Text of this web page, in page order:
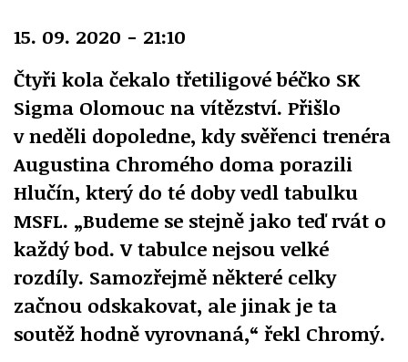
15. 09. 2020 - 21:10
Čtyři kola čekalo třetiligové béčko SK
Sigma Olomouc na vítězství. Přišlo
v neděli dopoledne, kdy svěřenci trenéra
Augustina Chromého doma porazili
Hlučín, který do té doby vedl tabulku
MSFL. „Budeme se stejně jako teď rvát o
každý bod. V tabulce nejsou velké
rozdíly. Samozřejmě některé celky
začnou odskakovat, ale jinak je ta
soutěž hodně vyrovnaná,“ řekl Chromý.